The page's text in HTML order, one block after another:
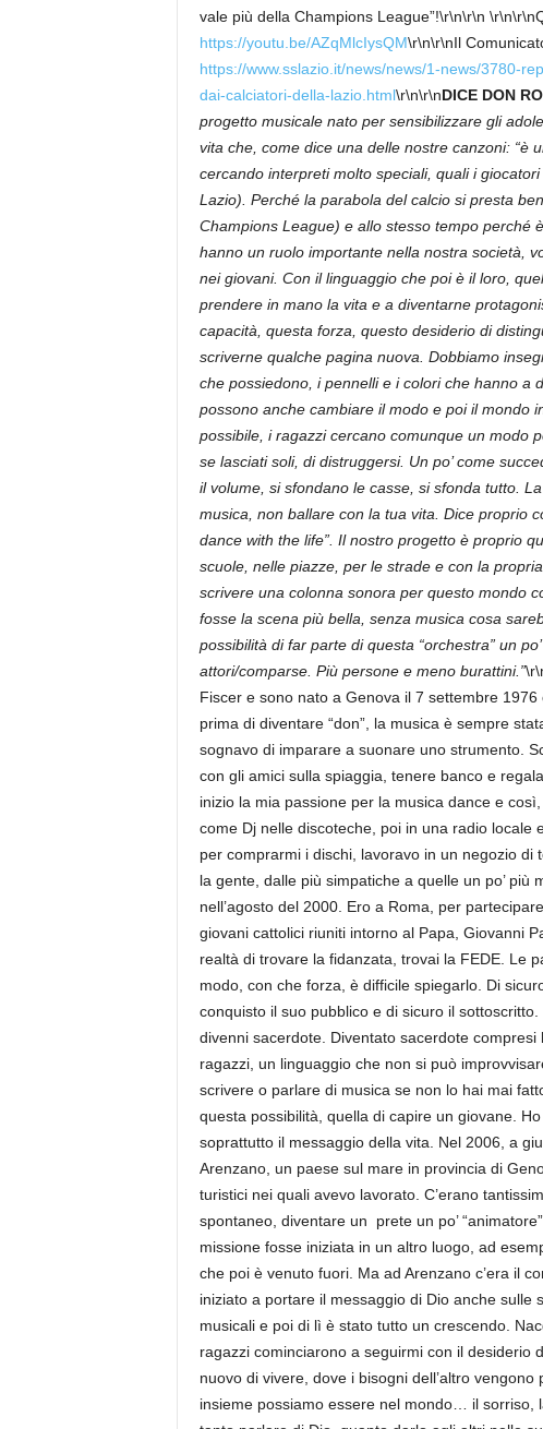
vale più della Champions League”!\r\n\r\n
https://youtu.be/AZqMlcIysQM\r\n\r\nIl
https://www.sslazio.it/news/news/1-news/3780-
dai-calciatori-della-lazio.html\r\n\r\nDICE DON
progetto musicale nato per sensibilizzare gli
vita che, come dice una delle nostre canzoni: “è
cercando interpreti molto speciali, quali i
Lazio). Perché la parabola del calcio si presta
Champions League) e allo stesso tempo perché
hanno un ruolo importante nella nostra società,
nei giovani. Con il linguaggio che poi è il loro,
prendere in mano la vita e a diventarne
capacità, questa forza, questo desiderio di
scriverne qualche pagina nuova. Dobbiamo
che possiedono, i pennelli e i colori che hanno a
possono anche cambiare il modo e poi il mondo
possibile, i ragazzi cercano comunque un modo
se lasciati soli, di distruggersi. Un po’ come
il volume, si sfondano le casse, si sfonda tutto.
musica, non ballare con la tua vita. Dice proprio
dance with the life”. Il nostro progetto è proprio
scuole, nelle piazze, per le strade e con la
scrivere una colonna sonora per questo mondo
fosse la scena più bella, senza musica cosa
possibilità di far parte di questa “orchestra” un
attori/comparse. Più persone e meno burattini.”
Fiscer e sono nato a Genova il 7 settembre
prima di diventare “don”, la musica è sempre
sognavo di imparare a suonare uno strumento.
con gli amici sulla spiaggia, tenere banco e
inizio la mia passione per la musica dance e
come Dj nelle discoteche, poi in una radio locale
per comprarmi i dischi, lavoravo in un negozio
la gente, dalle più simpatiche a quelle un po’ più
nell’agosto del 2000. Ero a Roma, per
giovani cattolici riuniti intorno al Papa, Giovanni
realtà di trovare la fidanzata, trovai la FEDE. Le
modo, con che forza, è difficile spiegarlo. Di
conquisto il suo pubblico e di sicuro il
divenni sacerdote. Diventato sacerdote
ragazzi, un linguaggio che non si può
scrivere o parlare di musica se non lo hai mai
questa possibilità, quella di capire un giovane.
soprattutto il messaggio della vita. Nel 2006, a
Arenzano, un paese sul mare in provincia di
turistici nei quali avevo lavorato. C’erano
spontaneo, diventare un prete un po’
missione fosse iniziata in un altro luogo, ad
che poi è venuto fuori. Ma ad Arenzano c’era il
iniziato a portare il messaggio di Dio anche
musicali e poi di lì è stato tutto un crescendo.
ragazzi cominciarono a seguirmi con il desiderio
nuovo di vivere, dove i bisogni dell’altro
insieme possiamo essere nel mondo… il sorriso,